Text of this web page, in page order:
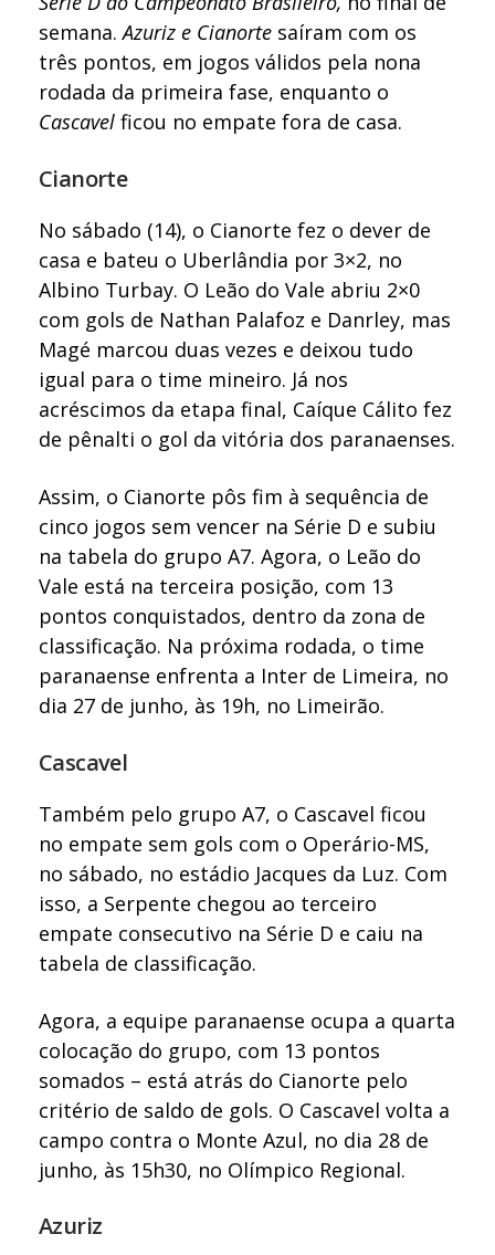
semana.Azuriz e Cianorte saíram com os
três pontos, em jogos válidos pela nona
rodada da primeira fase, enquanto o
Cascavel ficou no empate fora de casa.
Cianorte
No sábado (14), o Cianorte fez o dever de
casa e bateu o Uberlândia por 3×2, no
Albino Turbay. O Leão do Vale abriu 2×0
com gols de Nathan Palafoz e Danrley, mas
Magé marcou duas vezes e deixou tudo
igual para o time mineiro. Já nos
acréscimos da etapa final, Caíque Cálito fez
de pênalti o gol da vitória dos paranaenses.
Assim, o Cianorte pôs fim à sequência de
cinco jogos sem vencer na Série D e subiu
na tabela do grupo A7. Agora, o Leão do
Vale está na terceira posição, com 13
pontos conquistados, dentro da zona de
classificação. Na próxima rodada, o time
paranaense enfrenta a Inter de Limeira, no
dia 27 de junho, às 19h, no Limeirão.
Cascavel
Também pelo grupo A7, o Cascavel ficou
no empate sem gols com o Operário-MS,
no sábado, no estádio Jacques da Luz. Com
isso, a Serpente chegou ao terceiro
empate consecutivo na Série D e caiu na
tabela de classificação.
Agora, a equipe paranaense ocupa a quarta
colocação do grupo, com 13 pontos
somados – está atrás do Cianorte pelo
critério de saldo de gols. O Cascavel volta a
campo contra o Monte Azul, no dia 28 de
junho, às 15h30, no Olímpico Regional.
Azuriz